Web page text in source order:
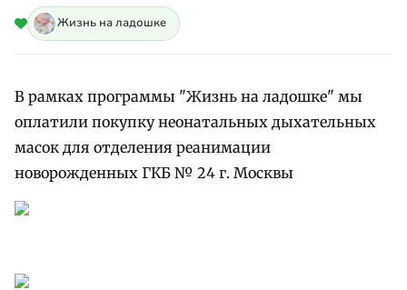
Жизнь на ладошке
В рамках программы "Жизнь на ладошке" мы
оплатили покупку неонатальных дыхательных
масок для отделения реанимации
новорожденных ГКБ № 24 г. Москвы